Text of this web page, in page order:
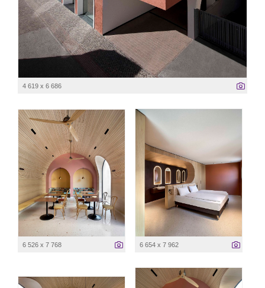
4 619 x 6 686
6 526 x 7 768 6 654 x 7 962